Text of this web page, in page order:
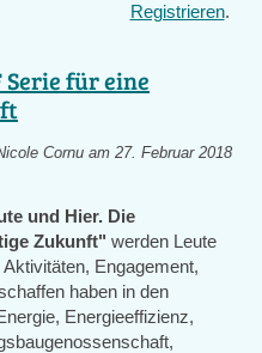
Registrieren.
Serie für eine
Cornu am 27. Februar 2018
und Hier. Die
Zukunft" werden Leute
Engagement,
haben in den
Energieeffizienz,